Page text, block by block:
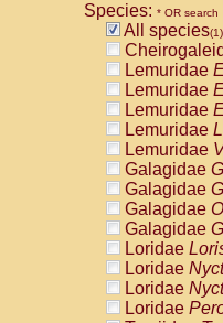
Cebidae
Cebidae
Cebidae
Cebidae
Cebidae
Atelidae
Atelidae
Atelidae
Atelidae
Atelidae
Atelidae
Atelidae
Atelidae
Atelidae
Atelidae
Pitheciidae
Species: * OR search
All species(1)
Lemuridae
Lemuridae
Lemuridae
Lemuridae
Lemuridae
Galagidae
Galagidae
Galagidae
Galagidae
Loridae
Loridae
Loridae
Loridae